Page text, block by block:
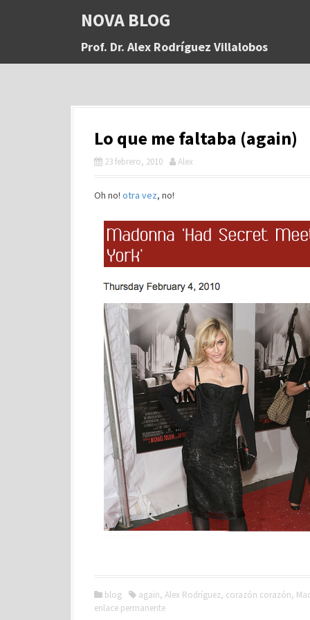
a
NOVA BLOG
Prof. Dr. Alex Rodríguez Villalobos
Lo que me faltaba (again)
23 febrero, 2010 Alex
Oh no! otra vez, no!
blog again, Alex Rodríguez, corazón corazón,
enlace permanente